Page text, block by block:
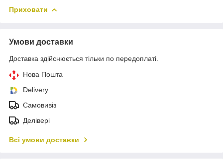
Приховати
Умови доставки
Доставка здійснюється тільки по передоплаті.
Нова Пошта
Delivery
Самовивіз
Делівері
Всі умови доставки